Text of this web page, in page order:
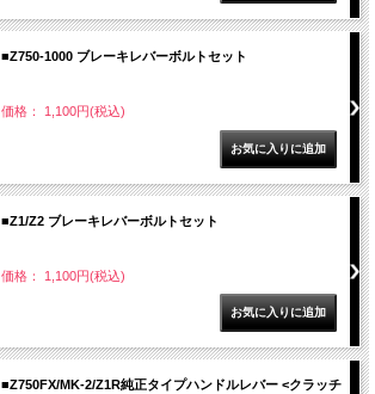
■Z750-1000 ブレーキレバーボルトセット
価格： 1,100円(税込)
■Z1/Z2 ブレーキレバーボルトセット
価格： 1,100円(税込)
■Z750FX/MK-2/Z1R純正タイプハンドルレバー <クラッチ